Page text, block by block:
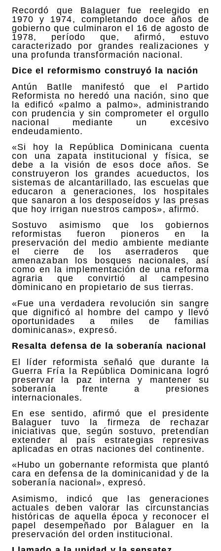
Recordó que Balaguer fue reelegido en
1970 y 1974, completando doce años de
gobierno que culminaron el 16 de agosto de
1978, período que, afirmó, estuvo
caracterizado por grandes realizaciones y
una profunda transformación nacional.
Dice el reformismo construyó la nación
Antún Batlle manifestó que el Partido
Reformista no heredó una nación, sino que
la edificó «palmo a palmo», administrando
con prudencia y sin comprometer el orgullo
nacional mediante un excesivo
endeudamiento.
«Si hoy la República Dominicana cuenta
con una zapata institucional y física, se
debe a la visión de esos doce años. Se
construyeron los grandes acueductos, los
sistemas de alcantarillado, las escuelas que
educaron a generaciones, los hospitales
que sanaron a los desposeídos y las presas
que hoy irrigan nuestros campos», afirmó.
Sostuvo asimismo que los gobiernos
reformistas fueron pioneros en la
preservación del medio ambiente mediante
el cierre de los aserraderos que
amenazaban los bosques nacionales, así
como en la implementación de una reforma
agraria que convirtió al campesino
dominicano en propietario de sus tierras.
«Fue una verdadera revolución sin sangre
que dignificó al hombre del campo y llevó
oportunidades a miles de familias
dominicanas», expresó.
Resalta defensa de la soberanía nacional
El líder reformista señaló que durante la
Guerra Fría la República Dominicana logró
preservar la paz interna y mantener su
soberanía frente a presiones
internacionales.
En ese sentido, afirmó que el presidente
Balaguer tuvo la firmeza de rechazar
iniciativas que, según sostuvo, pretendían
extender al país estrategias represivas
aplicadas en otras naciones del continente.
«Hubo un gobernante reformista que plantó
cara en defensa de la dominicanidad y de la
soberanía nacional», expresó.
Asimismo, indicó que las generaciones
actuales deben valorar las circunstancias
históricas de aquella época y reconocer el
papel desempeñado por Balaguer en la
preservación del orden institucional.